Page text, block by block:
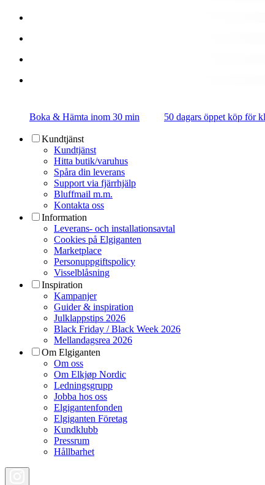
Boka & Hämta inom 30 min 50 dagars öppet köp för
Kundtjänst
Kundtjänst
Hitta butik/varuhus
Spåra din leverans
Support via fjärrhjälp
Bluffmail m.m.
Kontakta oss
Information
Leverans- och installationsavtal
Cookies på Elgiganten
Marketplace
Personuppgiftspolicy
Visselblåsning
Inspiration
Kampanjer
Guider & inspiration
Julklappstips 2026
Black Friday / Black Week 2026
Mellandagsrea 2026
Om Elgiganten
Om oss
Om Elkjøp Nordic
Ledningsgrupp
Jobba hos oss
Elgigantenfonden
Elgiganten Företag
Kundklubb
Pressrum
Hållbarhet